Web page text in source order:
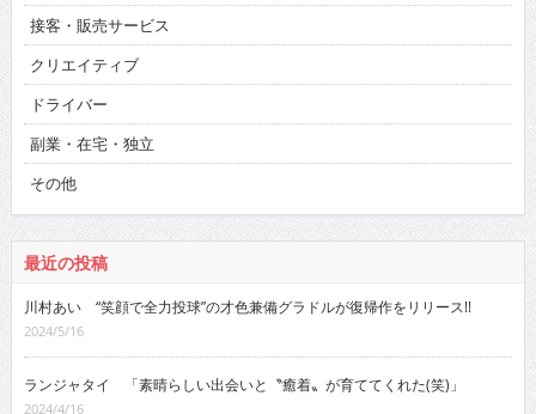
接客・販売サービス
クリエイティブ
ドライバー
副業・在宅・独立
その他
最近の投稿
川村あい “笑顔で全力投球”の才色兼備グラドルが復帰作をリリース!!
2024/5/16
ランジャタイ 「素晴らしい出会いと〝癒着〟が育ててくれた(笑)」
2024/4/16